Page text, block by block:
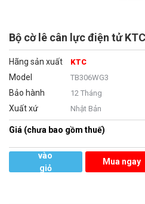
Bộ cờ lê cân lực điện tử
Hãng sản xuất KTC
Model TB306WG3
Bảo hành 12 Tháng
Xuất xứ Nhật Bản
Giá (chưa bao gồm thuế)
vào
giỏ
Mua ngay